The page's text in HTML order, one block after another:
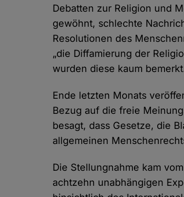
Debatten zur Religion und
gewöhnt, schlechte
Resolutionen des
„die Diffamierung der
wurden diese kaum
Ende letzten Monats
Bezug auf die freie
besagt, dass Gesetze, die
allgemeinen
Die Stellungnahme kam
achtzehn unabhängigen